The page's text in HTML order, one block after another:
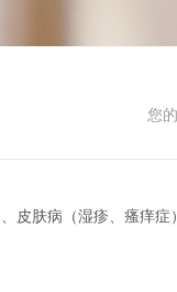
您
肤病（湿疹、瘙痒症